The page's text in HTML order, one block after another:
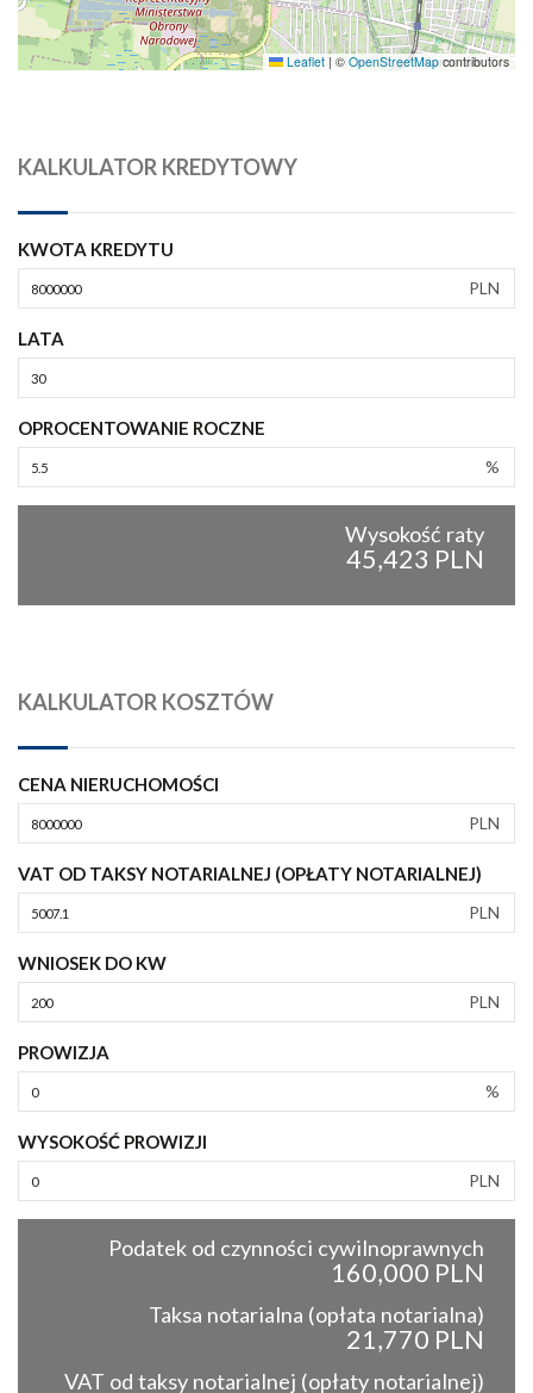
Leaflet | © OpenStreetMapcontributors
KALKULATOR KREDYTOWY
KWOTA KREDYTU
PLN
LATA
OPROCENTOWANIE ROCZNE
%
Wysokość raty
45,423 PLN
KALKULATOR KOSZTÓW
CENA NIERUCHOMOŚCI
PLN
VAT OD TAKSY NOTARIALNEJ (OPŁATY NOTARIALNEJ)
PLN
WNIOSEK DO KW
PLN
PROWIZJA
%
WYSOKOŚĆ PROWIZJI
PLN
Podatek od czynności cywilnoprawnych
160,000 PLN
Taksa notarialna (opłata notarialna)
21,770 PLN
VAT od taksy notarialnej (opłaty notarialnej)